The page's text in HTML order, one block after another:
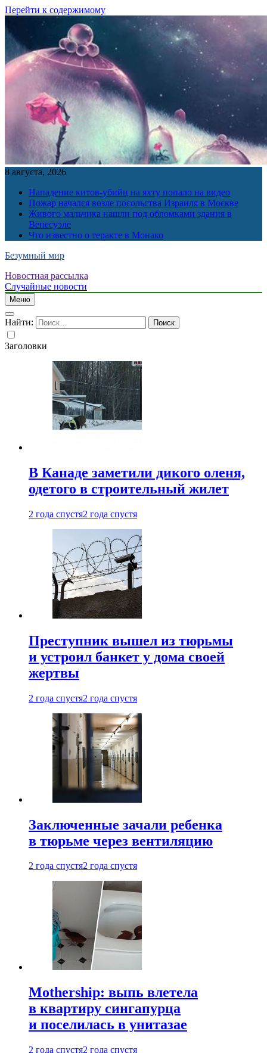
Перейти к содержимому
8 августа, 2026
Нападение китов-убийц на яхту попало на видео
Пожар начался возле посольства Израиля в Москве
Живого мальчика нашли под обломками здания в
Венесуэле
Что известно о теракте в Монако
Безумный мир
Новостная рассылка
Случайные новости
Меню
Найти:
Заголовки
В Канаде заметили дикого оленя,
одетого в строительный жилет
2 года спустя2 года спустя
Преступник вышел из тюрьмы
и устроил банкет у дома своей
жертвы
2 года спустя2 года спустя
Заключенные зачали ребенка
в тюрьме через вентиляцию
2 года спустя2 года спустя
Mothership: выпь влетела
в квартиру сингапурца
и поселилась в унитазае
2 года спустя2 года спустя